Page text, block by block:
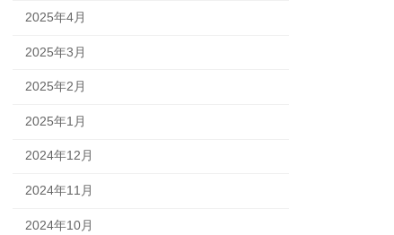
2025年4月
2025年3月
2025年2月
2025年1月
2024年12月
2024年11月
2024年10月